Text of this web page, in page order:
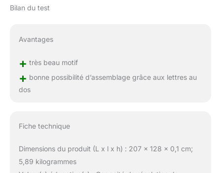
Bilan du test
Avantages
+ très beau motif
+ bonne possibilité d’assemblage grâce aux lettres au
dos
Fiche technique
Dimensions du produit (L x l x h) : 207 x 128 x 0,1 cm;
5,89 kilogrammes